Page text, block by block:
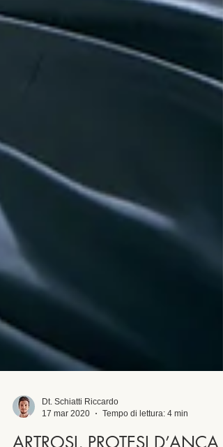
17 mar 2020
Tempo di lettura: 4 min